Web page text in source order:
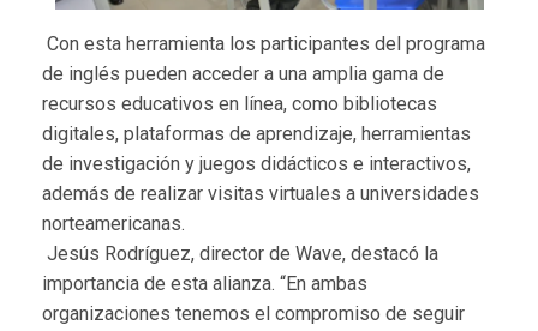
Con esta herramienta los participantes del programa
de inglés pueden acceder a una amplia gama de
recursos educativos en línea, como bibliotecas
digitales, plataformas de aprendizaje, herramientas
de investigación y juegos didácticos e interactivos,
además de realizar visitas virtuales a universidades
norteamericanas.
Jesús Rodríguez, director de Wave, destacó la
importancia de esta alianza. “En ambas
organizaciones tenemos el compromiso de seguir